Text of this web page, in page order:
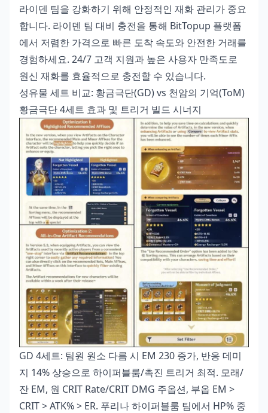
라이덴 팀을 강화하기 위해 안정적인 재화 관리가 중요
합니다. 라이덴 팀 대비 충전을 통해 BitTopup 플랫폼
에서 저렴한 가격으로 빠른 도착 속도와 안전한 거래를
경험하세요. 24/7 고객 지원과 높은 사용자 만족도로
원신 재화를 효율적으로 충전할 수 있습니다.
성유물 세트 비교: 황금극단(GD) vs 천암의 기억(ToM)
황금극단 4세트 효과 및 트리거 빌드 시너지
GD 4세트: 팀원 원소 다름 시 EM 230 증가, 반응 데미
지 14% 상승으로 하이퍼블룸/촉진 트리거 최적. 모래/
잔 EM, 원 CRIT Rate/CRIT DMG 주옵션, 부옵 EM >
CRIT > ATK% > ER. 푸리나 하이퍼블룸 팀에서 HP% 중